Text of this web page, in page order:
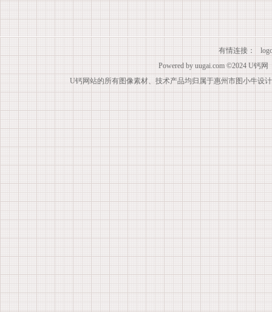
有情连接：
Powered by uugai.com ©2024 U钙网
U钙网站的所有图像素材、技术产品均归属于惠州市图小牛设